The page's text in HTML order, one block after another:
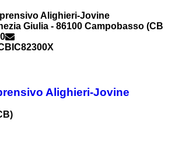
Alighieri-Jovine
Giulia - 86100 Campobasso (CB
Alighieri-Jovine